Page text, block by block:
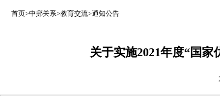
首页>中挪关系>教育交流>通知公告
关于实施2021年度“国